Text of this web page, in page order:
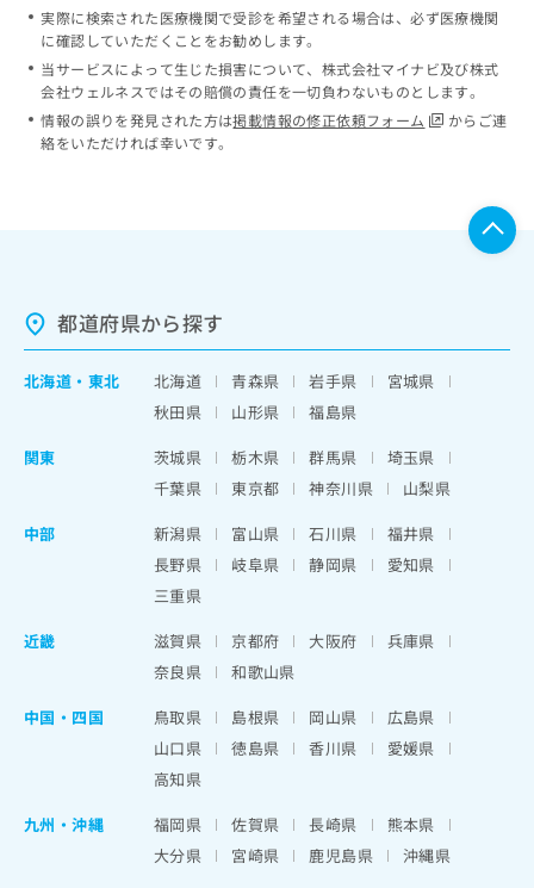
実際に検索された医療機関で受診を希望される場合は、必ず医療機関
に確認していただくことをお勧めします。
当サービスによって生じた損害について、株式会社マイナビ及び株式
会社ウェルネスではその賠償の責任を一切負わないものとします。
情報の誤りを発見された方は掲載情報の修正依頼フォーム
からご連
絡をいただければ幸いです。
都道府県から探す
北海道 ・ 東北 北海道 青森県 岩手県
宮城県
秋田県
山形県
福島県
関東
茨城県 栃木県 群馬県
埼玉県
千葉県
東京都 神奈川県
山梨県
中部
新潟県 富山県 石川県
福井県
長野県
岐阜県 静岡県
愛知県
三重県
近畿
滋賀県 京都府 大阪府
兵庫県
奈良県
和歌山県
中国・四国
鳥取県 島根県 岡山県
広島県
山口県
徳島県 香川県
愛媛県
高知県
九州・沖縄
福岡県 佐賀県 長崎県
熊本県
大分県
宮崎県 鹿児島県 沖縄県